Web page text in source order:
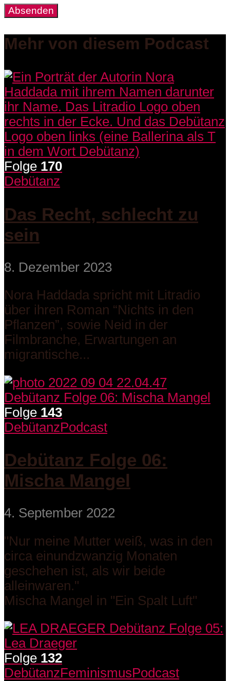
Mehr von diesem Podcast
Folge 170
Debütanz
Das Recht, schlecht zu
sein
8. Dezember 2023
Nora Haddada spricht mit Litradio
über ihren Roman “Nichts in den
Pflanzen”, sowie Neid in der
Filmbranche, Erwartungen an
migrantische...
Folge 143
DebütanzPodcast
Debütanz Folge 06:
Mischa Mangel
4. September 2022
"Nur meine Mutter weiß, was in den
circa einundzwanzig Monaten
geschehen ist, als wir beide
alleinwaren."
Mischa Mangel in "Ein Spalt Luft"
Folge 132
DebütanzFeminismusPodcast